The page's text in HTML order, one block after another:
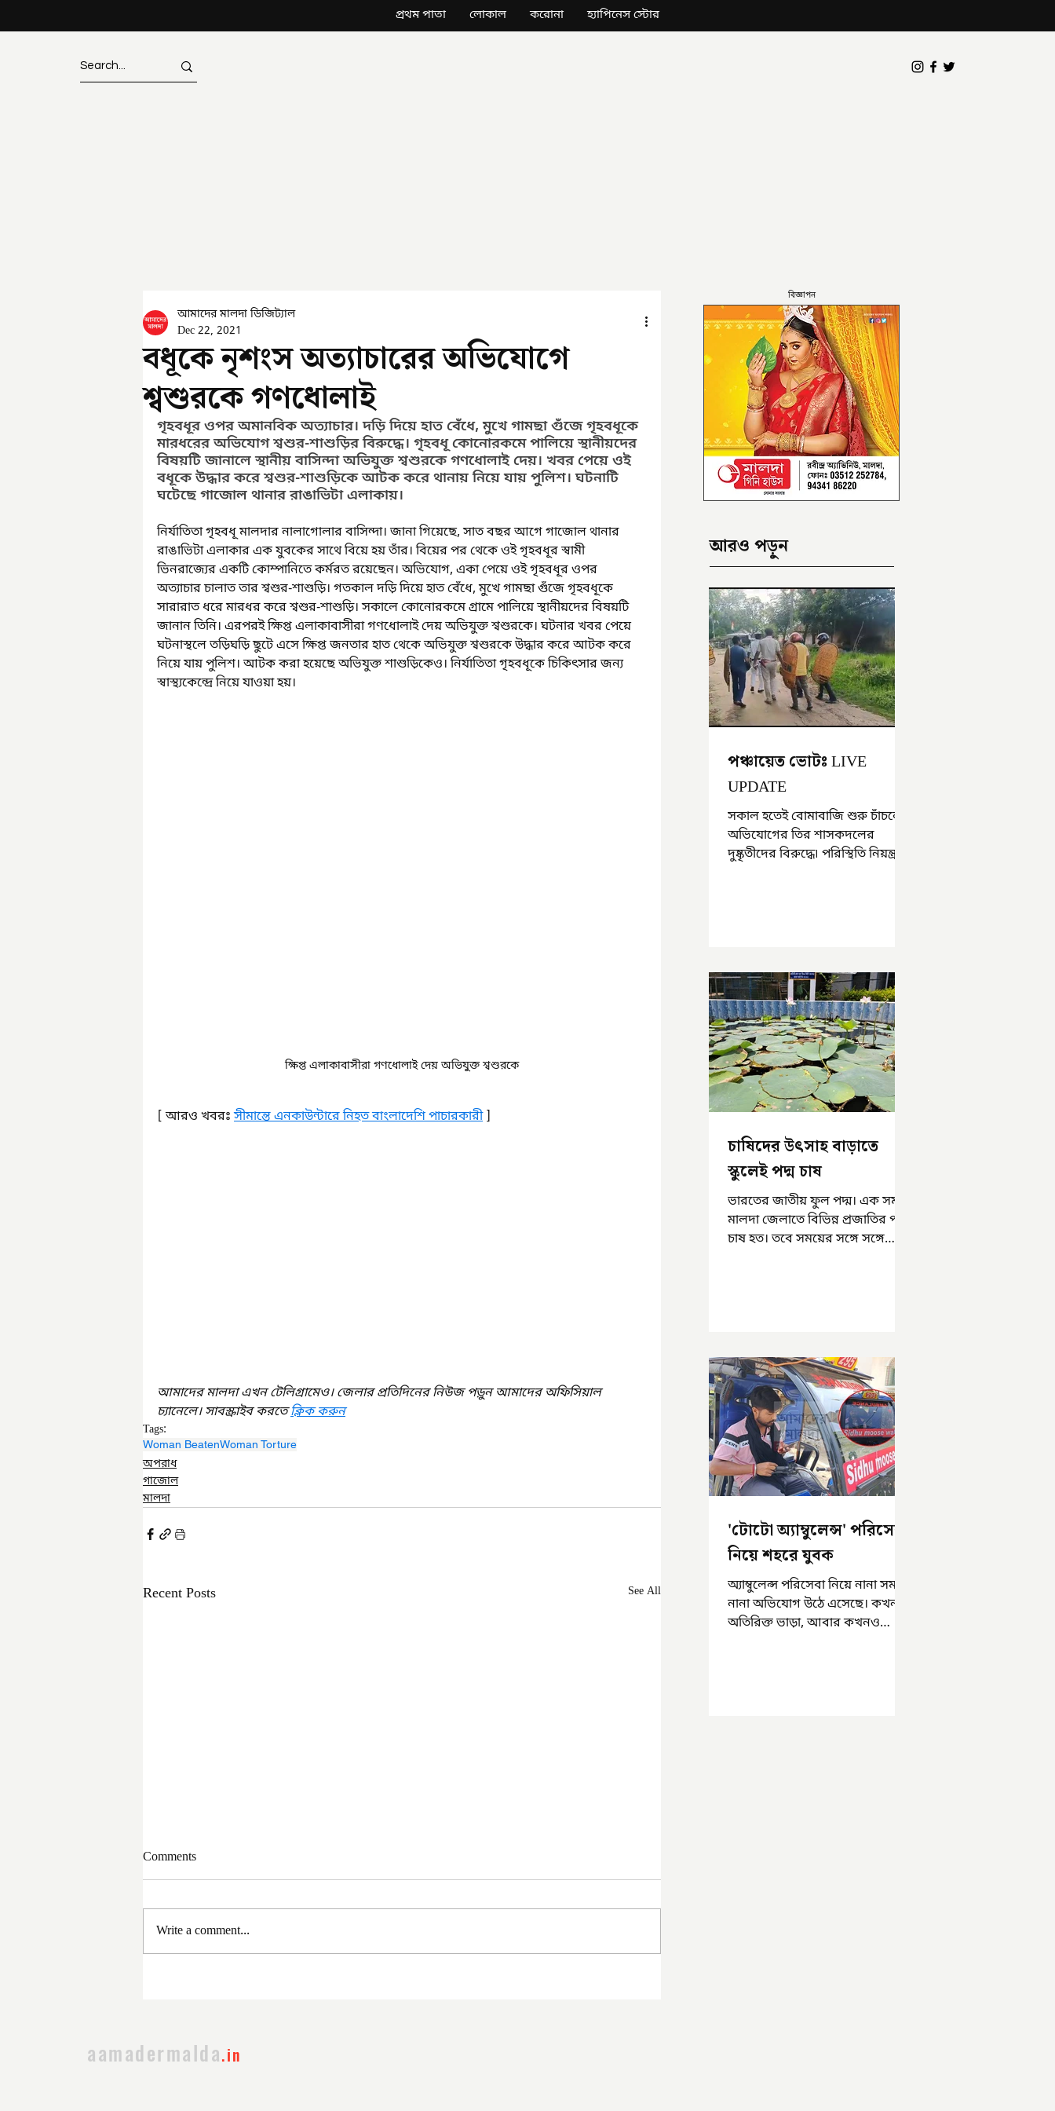
প্রথম পাতা লোকাল করোনা হ্যাপিনেস স্টোর
বধূকে নৃশংস অত্যাচারের অভিযোগে
শ্বশুরকে গণধোলাই
আমাদের মালদা ডিজিট্যাল
Dec 22, 2021
গৃহবধূর ওপর অমানবিক অত্যাচার। দড়ি দিয়ে হাত বেঁধে, মুখে গামছা গুঁজে গৃহবধূকে
মারধরের অভিযোগ শ্বশুর-শাশুড়ির বিরুদ্ধে। গৃহবধূ কোনোরকমে পালিয়ে স্থানীয়দের
বিষয়টি জানালে স্থানীয় বাসিন্দা অভিযুক্ত শ্বশুরকে গণধোলাই দেয়। খবর পেয়ে ওই
বধূকে উদ্ধার করে শ্বশুর-শাশুড়িকে আটক করে থানায় নিয়ে যায় পুলিশ। ঘটনাটি
ঘটেছে গাজোল থানার রাঙাভিটা এলাকায়।
নির্যাতিতা গৃহবধূ মালদার নালাগোলার বাসিন্দা। জানা গিয়েছে, সাত বছর আগে গাজোল থানার
রাঙাভিটা এলাকার এক যুবকের সাথে বিয়ে হয় তাঁর। বিয়ের পর থেকে ওই গৃহবধূর স্বামী
ভিনরাজ্যের একটি কোম্পানিতে কর্মরত রয়েছেন। অভিযোগ, একা পেয়ে ওই গৃহবধূর ওপর
অত্যাচার চালাত তার শ্বশুর-শাশুড়ি। গতকাল দড়ি দিয়ে হাত বেঁধে, মুখে গামছা গুঁজে গৃহবধূকে
সারারাত ধরে মারধর করে শ্বশুর-শাশুড়ি। সকালে কোনোরকমে গ্রামে পালিয়ে স্থানীয়দের বিষয়টি
জানান তিনি। এরপরই ক্ষিপ্ত এলাকাবাসীরা গণধোলাই দেয় অভিযুক্ত শ্বশুরকে। ঘটনার খবর পেয়ে
ঘটনাস্থলে তড়িঘড়ি ছুটে এসে ক্ষিপ্ত জনতার হাত থেকে অভিযুক্ত শ্বশুরকে উদ্ধার করে আটক করে
নিয়ে যায় পুলিশ। আটক করা হয়েছে অভিযুক্ত শাশুড়িকেও। নির্যাতিতা গৃহবধূকে চিকিৎসার জন্য
স্বাস্থ্যকেন্দ্রে নিয়ে যাওয়া হয়।
ক্ষিপ্ত এলাকাবাসীরা গণধোলাই দেয় অভিযুক্ত শ্বশুরকে
[ আরও খবরঃ সীমান্তে এনকাউন্টারে নিহত বাংলাদেশি পাচারকারী ]
আমাদের মালদা এখন টেলিগ্রামেও। জেলার প্রতিদিনের নিউজ পড়ুন আমাদের অফিসিয়াল
চ্যানেলে। সাবস্ক্রাইব করতে ক্লিক করুন
Tags:
Woman BeatenWoman Torture
অপরাধ
গাজোল
মালদা
Recent Posts See All
Comments
Write a comment...
বিজ্ঞাপন
আরও পড়ুন
পঞ্চায়েত ভোটঃ LIVE
UPDATE
সকাল হতেই বোমাবাজি শুরু চাঁচলে৷
অভিযোগের তির শাসকদলের
দুষ্কৃতীদের বিরুদ্ধে৷ পরিস্থিতি নিয়ন্ত্রণে
চাষিদের উৎসাহ বাড়াতে
স্কুলেই পদ্ম চাষ
ভারতের জাতীয় ফুল পদ্ম। এক সময়
মালদা জেলাতে বিভিন্ন প্রজাতির পদ্ম
চাষ হত। তবে সময়ের সঙ্গে সঙ্গে
'টোটো অ্যাম্বুলেন্স' পরিসেবা
নিয়ে শহরে যুবক
অ্যাম্বুলেন্স পরিসেবা নিয়ে নানা সময়
নানা অভিযোগ উঠে এসেছে। কখনও
অতিরিক্ত ভাড়া, আবার কখনও
aamadermalda.in